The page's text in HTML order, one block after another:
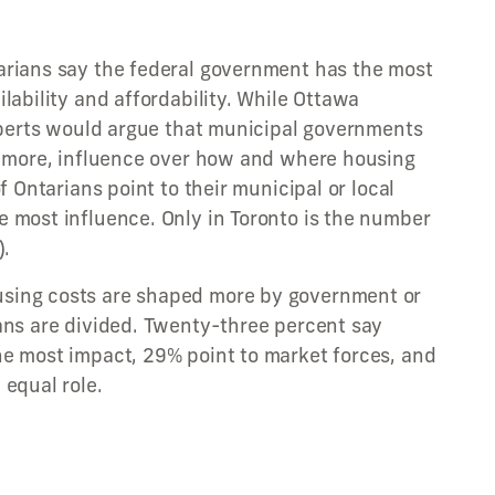
say the federal government has the most
and affordability. While Ottawa
would argue that municipal governments
influence over how and where housing
Ontarians point to their municipal or local
most influence. Only in Toronto is the number
costs are shaped more by government or
are divided. Twenty-three percent say
most impact, 29% point to market forces, and
role.